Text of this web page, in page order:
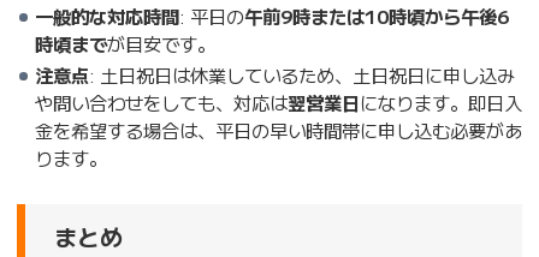
一般的な対応時間: 平日の午前9時または10時頃から午後6
時頃までが目安です。
注意点: 土日祝日は休業しているため、土日祝日に申し込み
や問い合わせをしても、対応は翌営業日になります。即日入
金を希望する場合は、平日の早い時間帯に申し込む必要があ
ります。
まとめ